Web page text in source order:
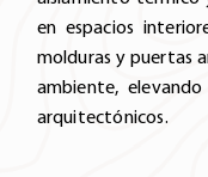
en espacios
molduras y puertas
ambiente,
arquitectónicos.